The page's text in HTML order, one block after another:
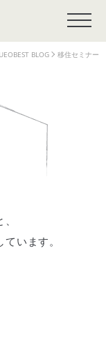
BLOG 移住セミナー
います。